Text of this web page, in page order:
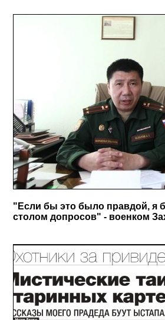
"Если бы это было правдой, я
столом допросов" - военком